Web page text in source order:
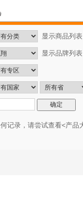
显示商品列表
显示品牌列表
记录，请尝试查看<产品